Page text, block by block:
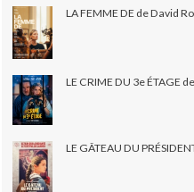
LA FEMME DE de David
LE CRIME DU 3e ÉTAGE
LE GÂTEAU DU